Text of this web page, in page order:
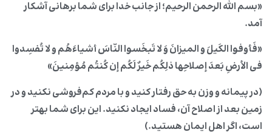
«بسم الله الرحمن الرحیم؛ از جانب خدا برای شما برهانی آشکار
آمد.
«فَأوفوا الکَیلَ و المیزانَ وَ لا تَبخَسوا النّاسَ أشیاءَهُم و لا تُفسِدوا
فی الأرضِ بَعدَ إصلاحِها ذلِکُم خَیرٌ لَکُم إن کُنتُم مُؤمِنینَ»
(در پیمانه و وزن به حق رفتار کنید و با مردم کم‌فروشی نکنید و در
زمین بعد از اصلاح آن، فساد ایجاد نکنید. این برای شما بهتر
است، اگر اهل ایمان هستید.)